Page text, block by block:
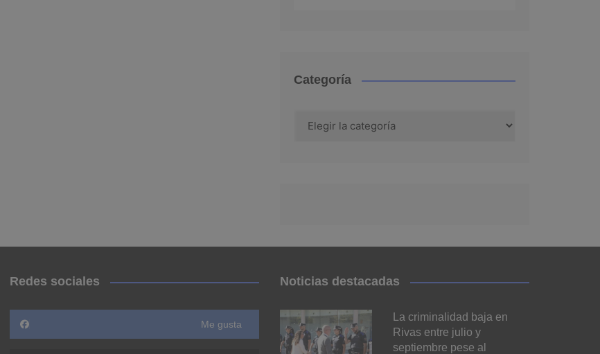
Categoría
Redes sociales
Me gusta
Noticias destacadas
La criminalidad baja en
Rivas entre julio y
septiembre pese al